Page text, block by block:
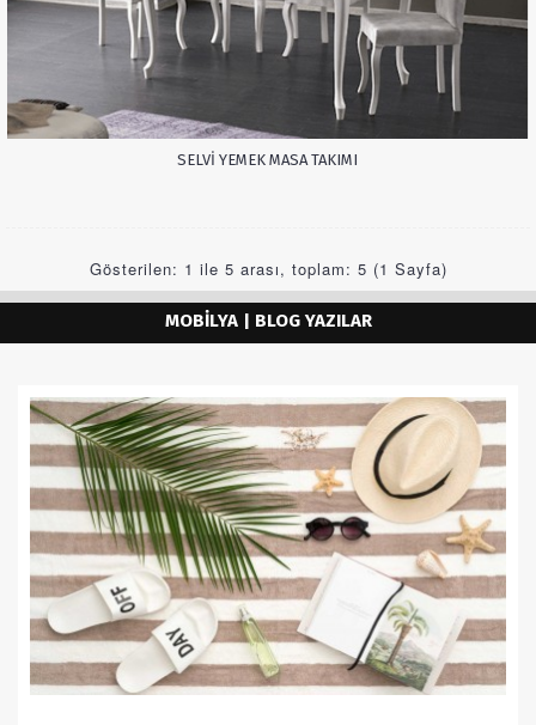
SELVI YEMEK MASA TAKIMI
Gösterilen: 1 ile 5 arası, toplam: 5 (1 Sayfa)
MOBILYA | BLOG YAZILAR